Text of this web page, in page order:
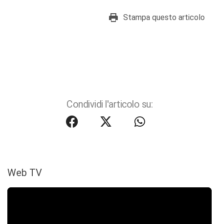
Stampa questo articolo
Condividi l'articolo su:
Web TV